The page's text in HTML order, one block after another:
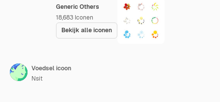
Generic Others
18,683 Iconen
Bekijk alle iconen
Voedsel icoon
Nsit